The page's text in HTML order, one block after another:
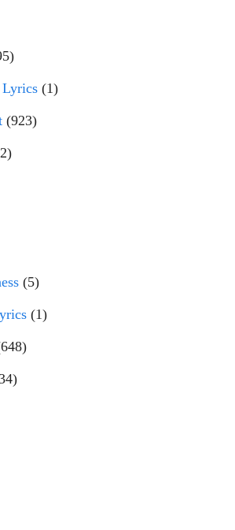
Lyrics (1)
(923)
(5)
(1)